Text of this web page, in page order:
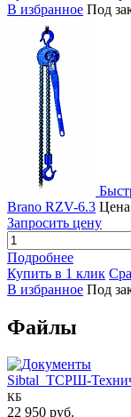
В избранное Под
Brano RZV-6.3 Цена
Запросить цену
Подробнее
Купить в 1 клик
В избранное Под
Файлы
Sibtal_ТСРШ-
КБ
22 950 руб.